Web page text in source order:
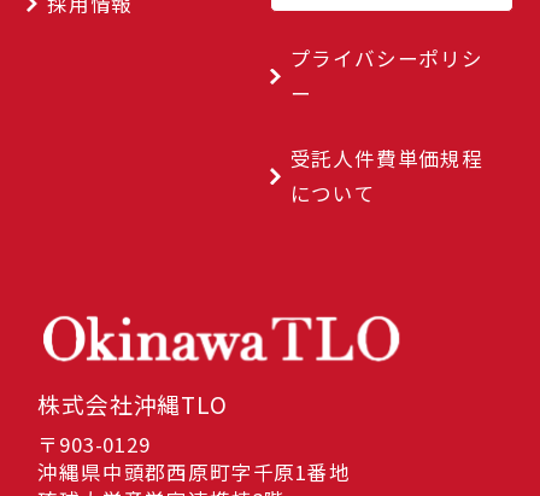
プライバシーポリシ
ー
受託人件費単価規程
について
株式会社沖縄TLO
〒903-0129
沖縄県中頭郡西原町字千原1番地